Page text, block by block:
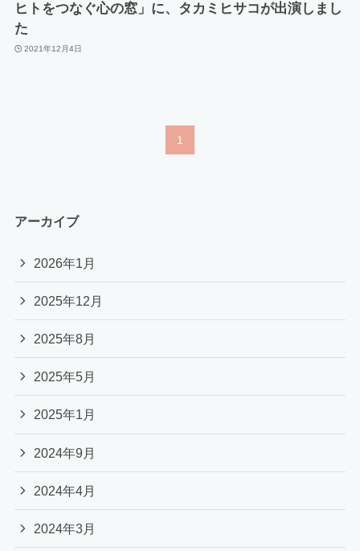
ヒトをつなぐ心の窓」に、タカミヒサコが出演しまし
た
2021年12月4日
1
アーカイブ
2026年1月
2025年12月
2025年8月
2025年5月
2025年1月
2024年9月
2024年4月
2024年3月